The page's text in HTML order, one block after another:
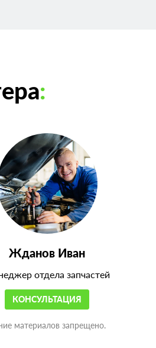
:
Жданов Иван
отдела запчастей
КОНСУЛЬТАЦИЯ
материалов запрещено.